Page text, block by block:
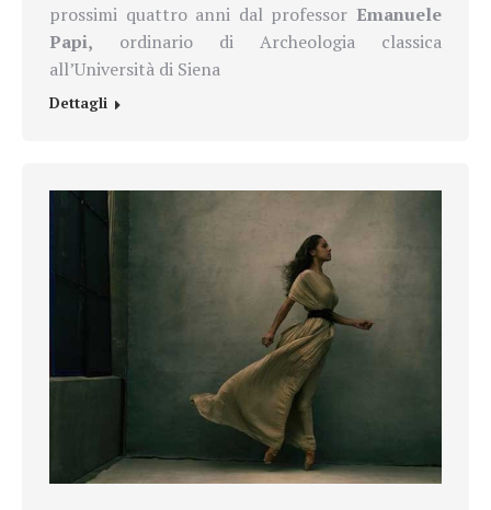
prossimi quattro anni dal professor Emanuele
Papi, ordinario di Archeologia classica
all’Università di Siena
Dettagli